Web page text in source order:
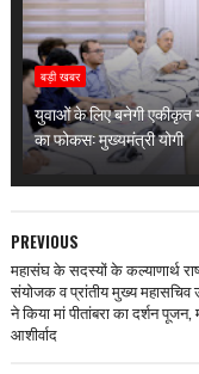
बड़ी खबर
युवाओं के लिए बनेगी एकीकृत
का फोकस: मुख्यमंत्री योगी
PREVIOUS
महासंघ के सदस्यों के कल्याणार्थ
संयोजक व प्रांतीय मुख्य महासचिव
ने किया मां पीतांबरा का दर्शन पूजन,
आशीर्वाद